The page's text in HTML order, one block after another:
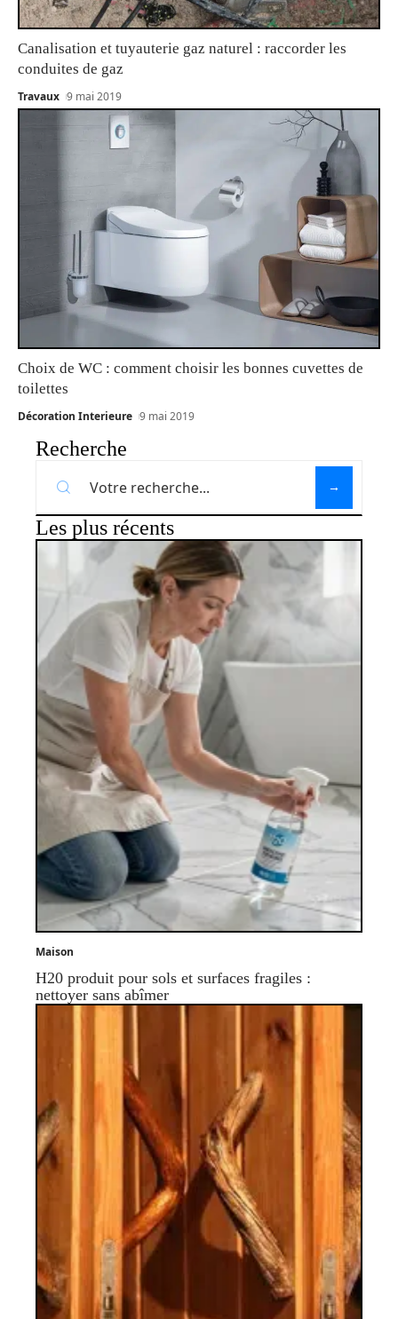
Canalisation et tuyauterie gaz naturel : raccorder les
conduites de gaz
Travaux 9 mai 2019
Choix de WC : comment choisir les bonnes cuvettes de
toilettes
Décoration Interieure 9 mai 2019
Recherche
Les plus récents
Maison
H20 produit pour sols et surfaces fragiles :
nettoyer sans abîmer